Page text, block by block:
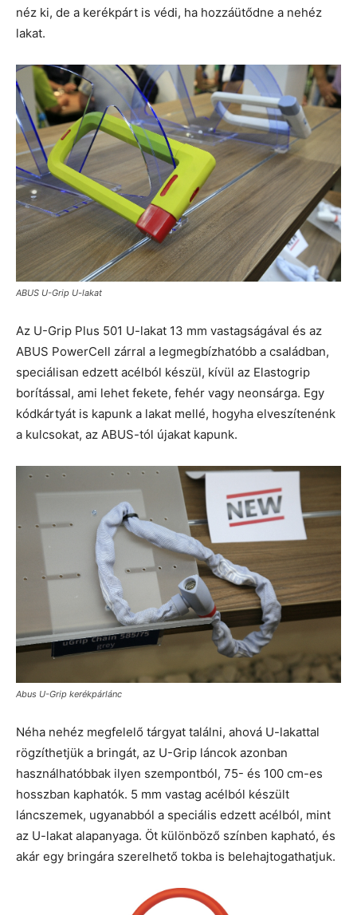
néz ki, de a kerékpárt is védi, ha hozzáütődne a nehéz
lakat.
ABUS U-Grip U-lakat
Az U-Grip Plus 501 U-lakat 13 mm vastagságával és az
ABUS PowerCell zárral a legmegbízhatóbb a családban,
speciálisan edzett acélból készül, kívül az Elastogrip
borítással, ami lehet fekete, fehér vagy neonsárga. Egy
kódkártyát is kapunk a lakat mellé, hogyha elveszítenénk
a kulcsokat, az ABUS-tól újakat kapunk.
Abus U-Grip kerékpárlánc
Néha nehéz megfelelő tárgyat találni, ahová U-lakattal
rögzíthetjük a bringát, az U-Grip láncok azonban
használhatóbbak ilyen szempontból, 75- és 100 cm-es
hosszban kaphatók. 5 mm vastag acélból készült
láncszemek, ugyanabból a speciális edzett acélból, mint
az U-lakat alapanyaga. Öt különböző színben kapható, és
akár egy bringára szerelhető tokba is belehajtogathatjuk.